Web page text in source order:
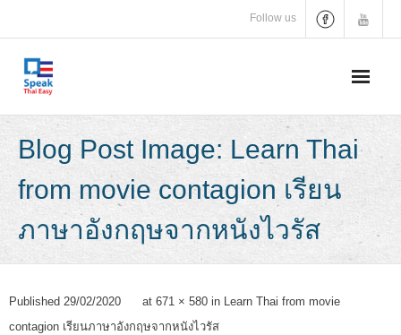
content
Follow us
Blog Post Image: Learn Thai
from movie contagion เรียน
ภาษาอังกฤษจากหนังไวรัส
Published 29/02/2020 at 671 × 580 in Learn Thai from movie
contagion เรียนภาษาอังกฤษจากหนังไวรัส